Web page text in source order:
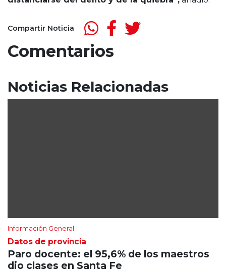
Compartir Noticia
Comentarios
Noticias Relacionadas
Información General
Datos de provincia
Paro docente: el 95,6% de los maestros
dio clases en Santa Fe